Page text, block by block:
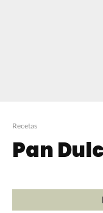
Recetas
Pan